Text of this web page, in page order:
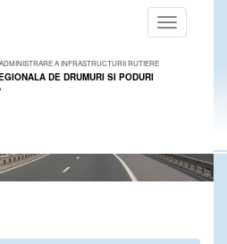
Toggle
navigation
A INFRASTRUCTURII RUTIERE
DE DRUMURI SI PODURI